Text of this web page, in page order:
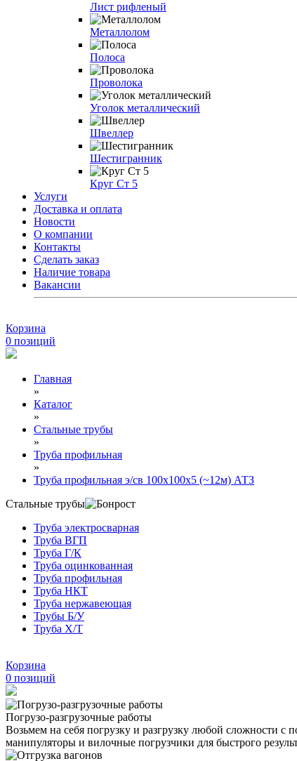
Лист рифленый
Металлолом
Полоса
Проволока
Уголок металлический
Швеллер
Шестигранник
Круг Ст 5
Услуги
Доставка и оплата
Новости
О компании
Контакты
Сделать заказ
Наличие товара
Вакансии
Корзина
0 позиций
Главная
»
Каталог
»
Стальные трубы
»
Труба профильная
»
Труба профильная э/св 100х100х5 (~12м) АТЗ
Стальные трубы
Труба электросварная
Труба ВГП
Труба Г/К
Труба оцинкованная
Труба профильная
Труба НКТ
Труба нержавеющая
Трубы Б/У
Труба Х/Т
Корзина
0 позиций
Погрузо-разгрузочные работы
Возьмем на себя погрузку и разгрузку любой сложности
манипуляторы и вилочные погрузчики для быстрого